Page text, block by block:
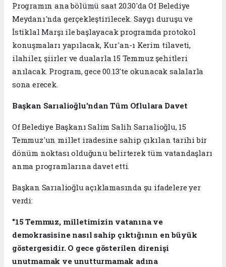
Programın ana bölümü saat 20.30'da Of Belediye
Meydanı'nda gerçekleştirilecek. Saygı duruşu ve
İstiklal Marşı ile başlayacak programda protokol
konuşmaları yapılacak, Kur'an-ı Kerim tilaveti,
ilahiler, şiirler ve dualarla 15 Temmuz şehitleri
anılacak. Program, gece 00.13'te okunacak salalarla
sona erecek.
Başkan Sarıalioğlu'ndan Tüm Oflulara Davet
Of Belediye Başkanı Salim Salih Sarıalioğlu, 15
Temmuz'un millet iradesine sahip çıkılan tarihi bir
dönüm noktası olduğunu belirterek tüm vatandaşları
anma programlarına davet etti.
Başkan Sarıalioğlu açıklamasında şu ifadelere yer
verdi:
"15 Temmuz, milletimizin vatanına ve
demokrasisine nasıl sahip çıktığının en büyük
göstergesidir. O gece gösterilen direnişi
unutmamak ve unutturmamak adına